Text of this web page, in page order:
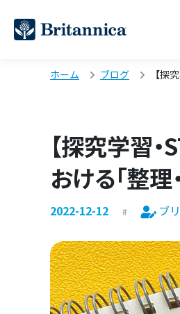
ホーム ブログ 【探
【探究学習
おける「整理
2022-12-12 ブ